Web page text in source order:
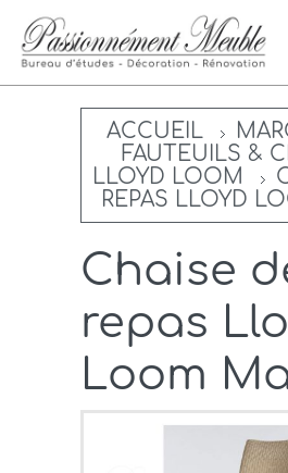
ACCUEIL
FAUTEUILS &
LLOYD LOOM
REPAS LLOYD
Chaise
repas
Loom